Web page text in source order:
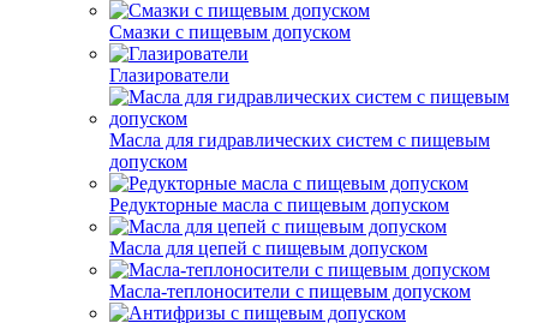
Смазки с пищевым допуском
Глазирователи
Масла для гидравлических систем с пищевым
допуском
Редукторные масла с пищевым допуском
Масла для цепей с пищевым допуском
Масла-теплоносители с пищевым допуском